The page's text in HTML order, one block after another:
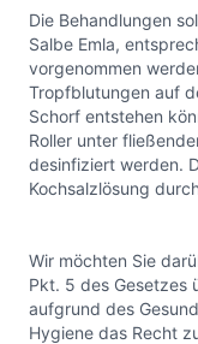
Die Behandlungen
Salbe Emla,
vorgenommen
Tropfblutungen auf
Schorf entstehen
Roller unter
desinfiziert werden.
Kochsalzlösung
Wir möchten Sie
Pkt. 5 des Gesetzes
aufgrund des
Hygiene das Recht